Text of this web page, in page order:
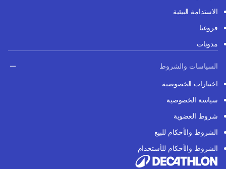
الاستدامة البيئية
فروعنا
مدونات
السياسات والشروط
اختيارات الخصوصية
سياسة الخصوصية
شروط العضوية
الشروط والأحكام للبيع
الشروط والأحكام للأستخدام